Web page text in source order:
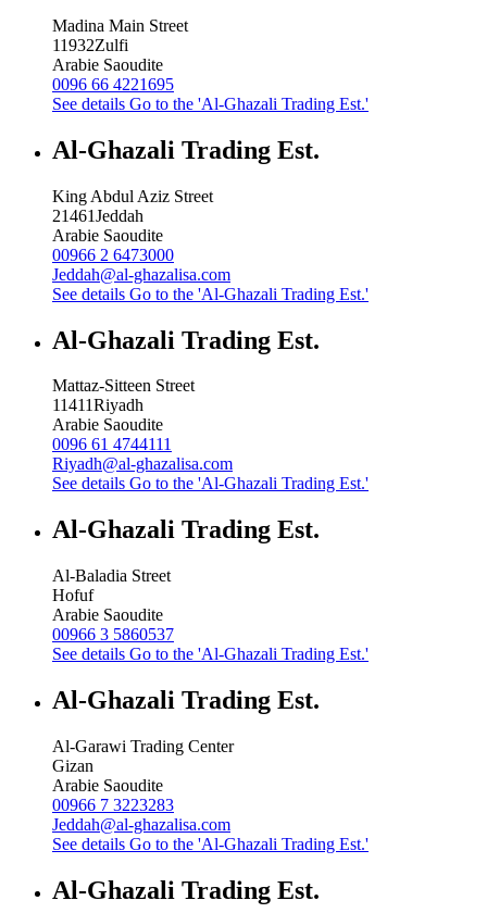
Madina Main Street
11932Zulfi
Arabie Saoudite
0096 66 4221695
See details Go to the 'Al-Ghazali Trading Est.'
Al-Ghazali Trading Est.
King Abdul Aziz Street
21461Jeddah
Arabie Saoudite
00966 2 6473000
Jeddah@al-ghazalisa.com
See details Go to the 'Al-Ghazali Trading Est.'
Al-Ghazali Trading Est.
Mattaz-Sitteen Street
11411Riyadh
Arabie Saoudite
0096 61 4744111
Riyadh@al-ghazalisa.com
See details Go to the 'Al-Ghazali Trading Est.'
Al-Ghazali Trading Est.
Al-Baladia Street
Hofuf
Arabie Saoudite
00966 3 5860537
See details Go to the 'Al-Ghazali Trading Est.'
Al-Ghazali Trading Est.
Al-Garawi Trading Center
Gizan
Arabie Saoudite
00966 7 3223283
Jeddah@al-ghazalisa.com
See details Go to the 'Al-Ghazali Trading Est.'
Al-Ghazali Trading Est.